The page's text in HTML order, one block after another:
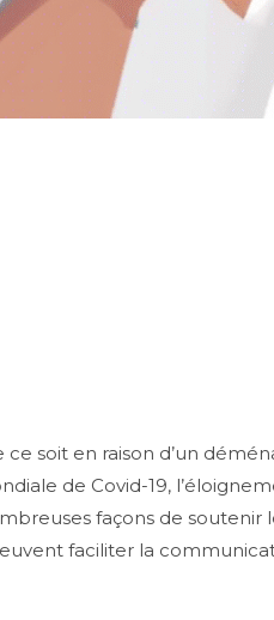
soit en raison d’un
de Covid-19,
façons de soutenir
faciliter la